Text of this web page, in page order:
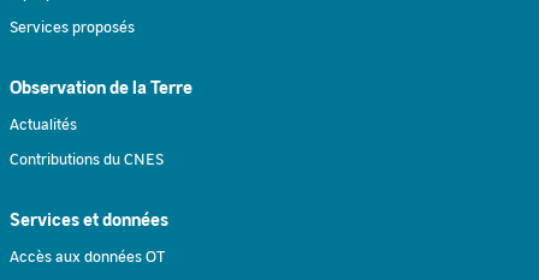
Services proposés
Observation de la Terre
Actualités
Contributions du CNES
Services et données
Accès aux données OT